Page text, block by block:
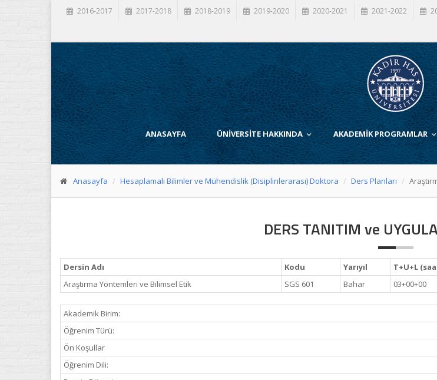
2016-2017 2017-2018 2018-2019 2019-2020 2020-2021 2021-2022
ANASAYFA ÜNİVERSİTE HAKKINDA AKADEMİK PROGRAMLAR
Anasayfa Hesaplamalı Bilimler ve Mühendislik (Disiplinlerarası) Doktora Ders Planları
DERS TANITIM ve
Dersin Adı Kodu Yarıyıl T+U+L
Araştırma Yöntemleri ve Bilimsel Etik
SGS 601 Bahar 03+00+00
Akademik Birim:
Öğrenim Türü:
Ön Koşullar
Öğrenim Dili: